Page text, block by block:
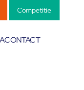
Competitie
CONTACT